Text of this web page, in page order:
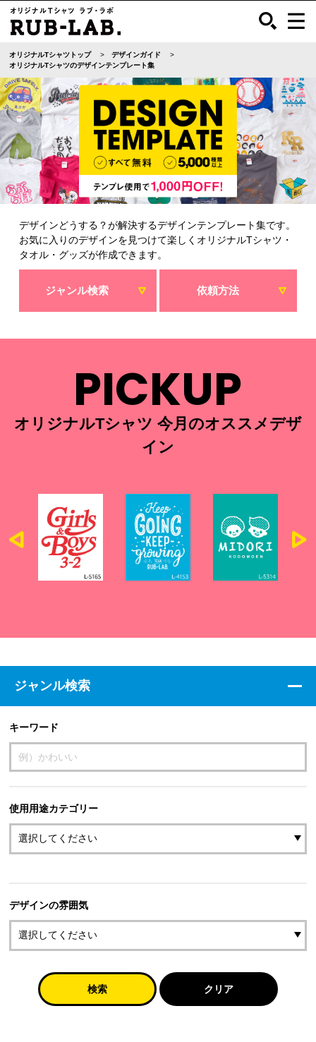
オリジナルTシャツトップ
デザインガイド
オリジナルTシャツのデザインテンプレート集
デザインどうする？が解決するデザインテンプレート集です。
お気に入りのデザインを見つけて楽しくオリジナルTシャツ・
タオル・グッズが作成できます。
ジャンル検索 依頼方法
PICKUP
オリジナルTシャツ 今月のオススメデザ
イン
ジャンル検索
キーワード
使用用途カテゴリー
デザインの雰囲気
検索 クリア